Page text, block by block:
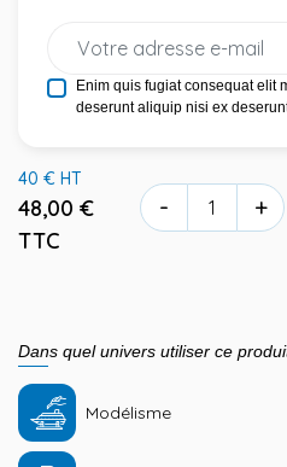
Enim quis fugiat consequat elit
deserunt aliquip nisi ex
40 € HT
48,00 €
TTC
- +
Dans quel univers utiliser ce
Modélisme